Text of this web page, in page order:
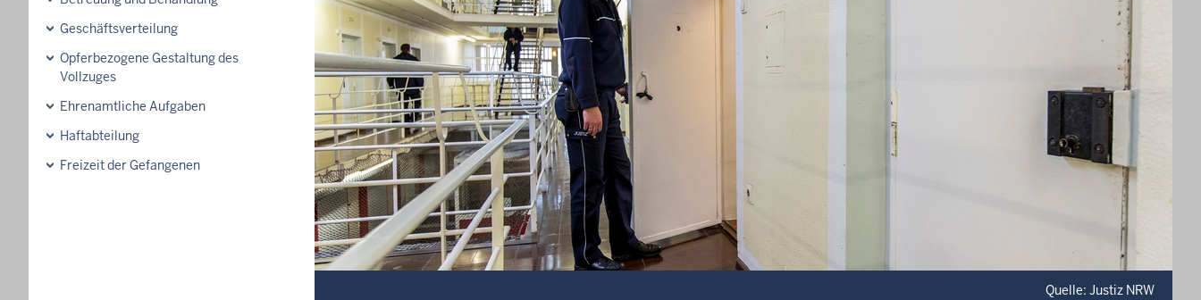
Geschäftsverteilung
Opferbezogene Gestaltung des
Vollzuges
Ehrenamtliche Aufgaben
Haftabteilung
Freizeit der Gefangenen
Quelle: Justiz NRW